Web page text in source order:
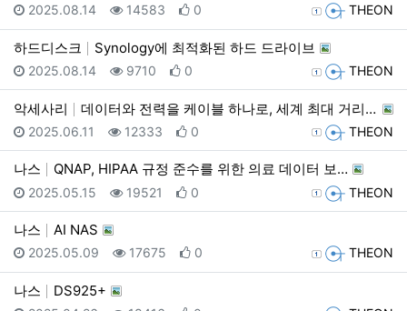
등록자 THEON
등록일
2025.08.14 조회
14583 추천
0
하드디스크 Synology에 최적화된 하드 드라이브
등록자 THEON
등록일
2025.08.14 조회
9710 추천
0
악세사리 데이터와 전력을 케이블 하나로, 세계 최대 거리 전송 …
등록자 THEON
등록일
2025.06.11 조회
12333 추천
0
나스 QNAP, HIPAA 규정 준수를 위한 의료 데이터 보…
등록자 THEON
등록일
2025.05.15 조회
19521 추천
0
나스 AI NAS
등록자 THEON
등록일
2025.05.09 조회
17675 추천
0
나스 DS925+